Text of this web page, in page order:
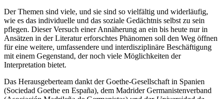
Der Themen sind viele, und sie sind so vielfältig und widerläufig,
wie es das individuelle und das soziale Gedächtnis selbst zu sein
pflegen. Dieser Versuch einer Annäherung an ein bis heute nur in
Ansätzen in der Literatur erforschtes Phänomen soll den Weg öffnen
für eine weitere, umfassendere und interdisziplinäre Beschäftigung
mit einem Gegenstand, der noch viele Möglichkeiten der
Interpretation bietet.
Das Herausgeberteam dankt der Goethe-Gesellschaft in Spanien
(Sociedad Goethe en España), dem Madrider Germanistenverband